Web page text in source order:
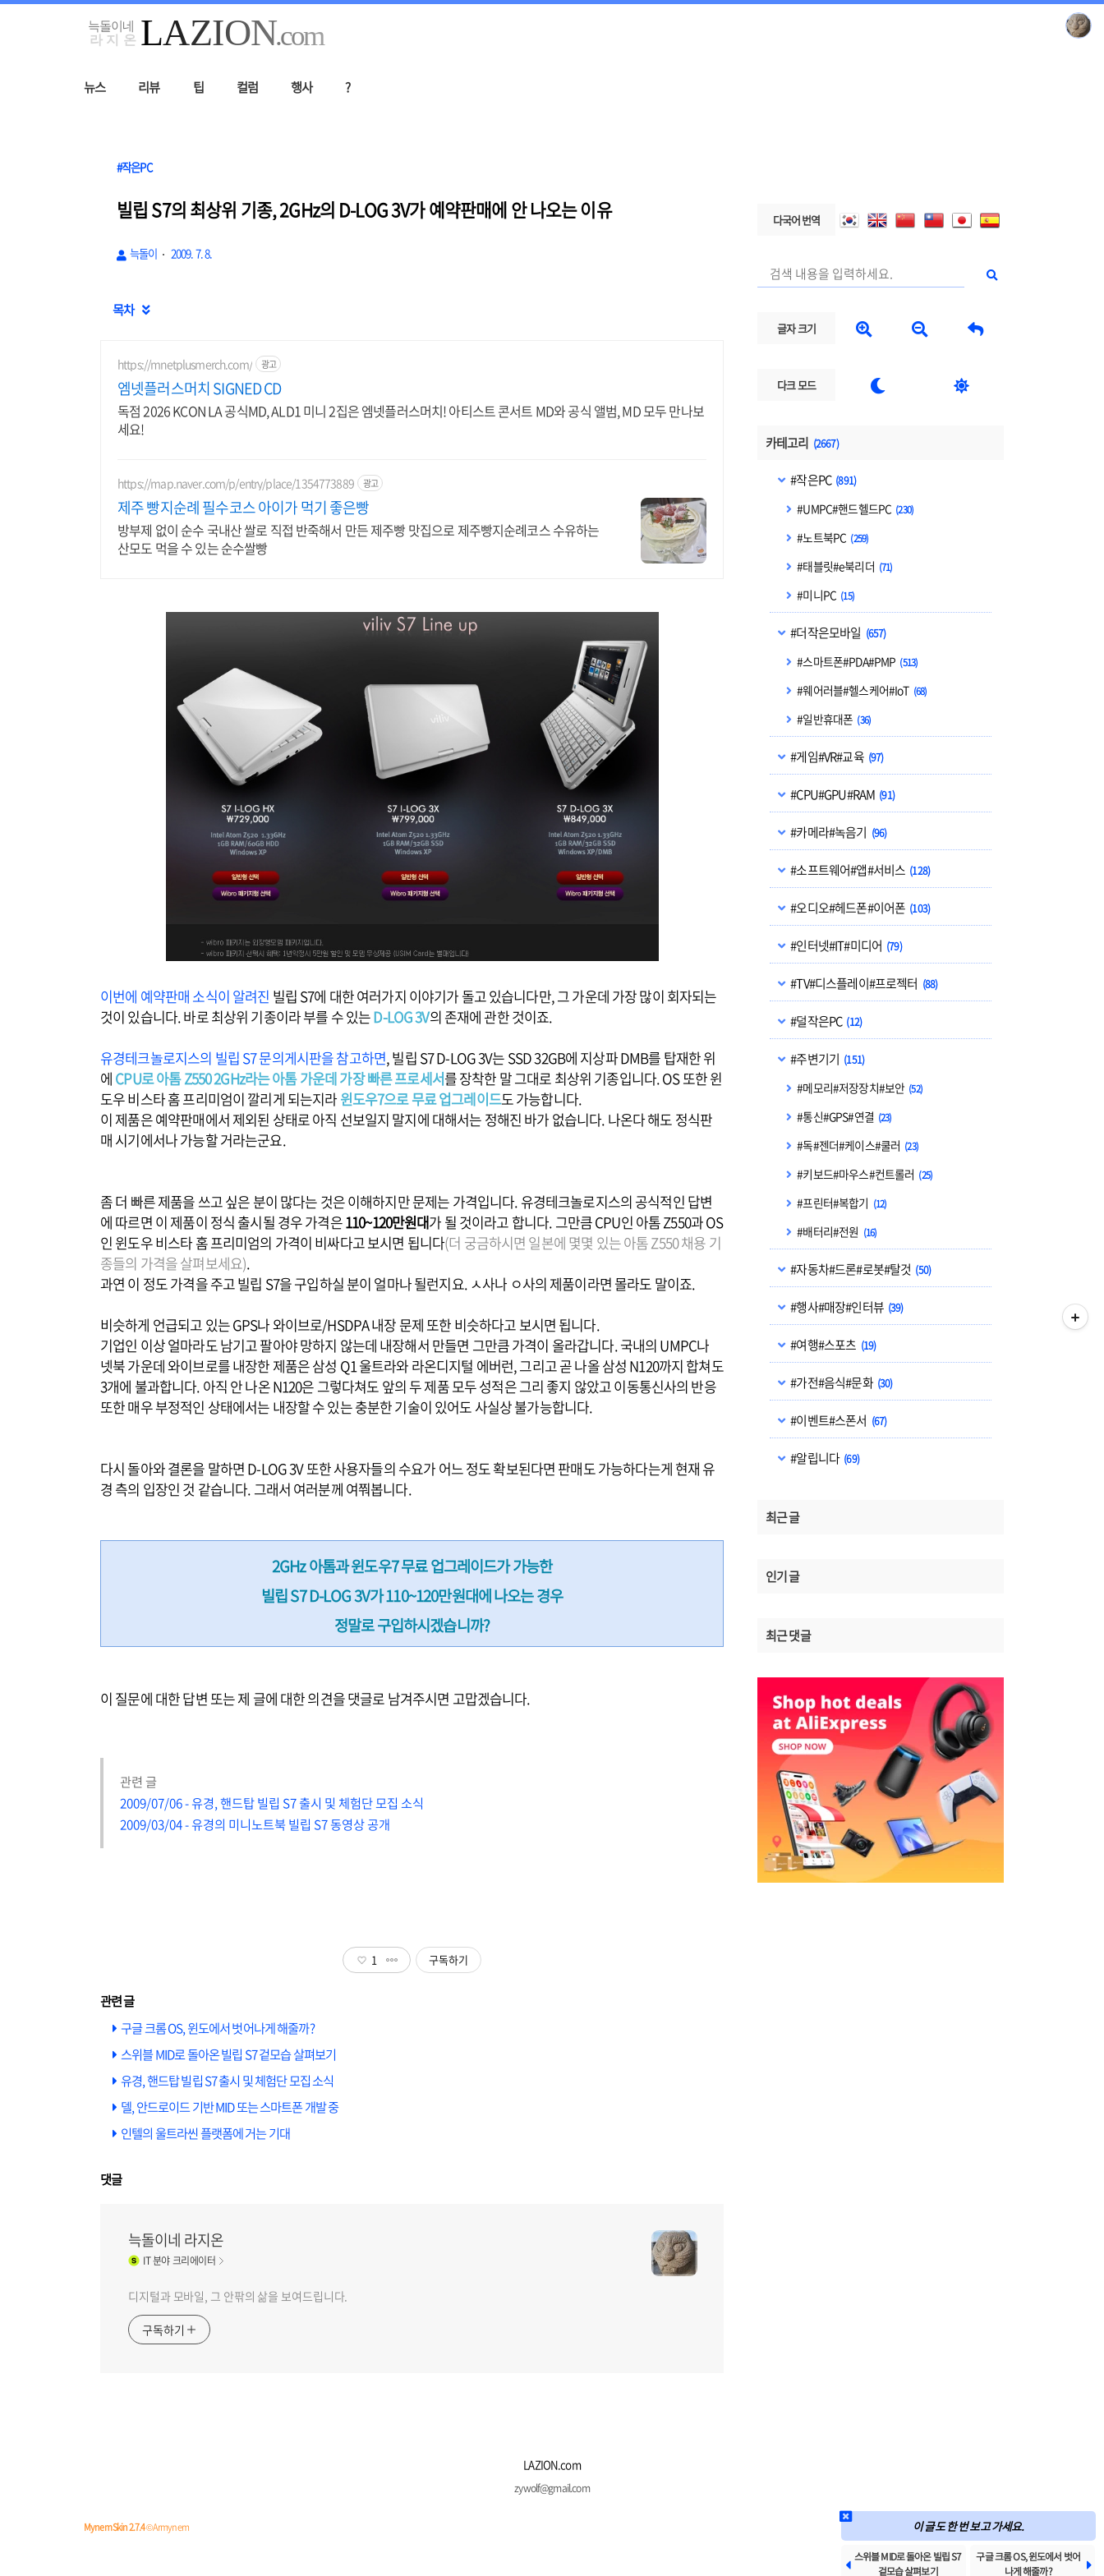
뉴스 리뷰 팁 컬럼 행사 ?
다국어 번역
글자 크기   
다크 모드  
카테고리 (2667)
#작은PC (891)
#UMPC#핸드헬드PC (230)
#노트북PC (259)
#태블릿#e북리더 (71)
#미니PC (15)
#더작은모바일 (657)
#스마트폰#PDA#PMP (513)
#웨어러블#헬스케어#IoT (68)
#일반휴대폰 (36)
#게임#VR#교육 (97)
#CPU#GPU#RAM (91)
#카메라#녹음기 (96)
#소프트웨어#앱#서비스 (128)
#오디오#헤드폰#이어폰 (103)
#인터넷#IT#미디어 (79)
#TV#디스플레이#프로젝터 (88)
#덜작은PC (12)
#주변기기 (151)
#메모리#저장장치#보안 (52)
#통신#GPS#연결 (23)
#독#젠더#케이스#쿨러 (23)
#키보드#마우스#컨트롤러 (25)
#프린터#복합기 (12)
#배터리#전원 (16)
#자동차#드론#로봇#탈것 (50)
#행사#매장#인터뷰 (39)
#여행#스포츠 (19)
#가전#음식#문화 (30)
#이벤트#스폰서 (67)
#알립니다 (69)
최근 글
인기 글
최근 댓글
#작은PC
빌립 S7의 최상위 기종, 2GHz의 D-LOG 3V가 예약판매에 안 나오는 이유
늑돌이 2009. 7. 8.
목차 
https://mnetplusmerch.com/ 광고
엠넷플러스머치 SIGNED CD
독점 2026 KCON LA 공식MD, ALD1 미니 2집은 엠넷플러스머치! 아티스트 콘서트 MD와 공식 앨범, MD 모두 만나보
세요!
https://map.naver.com/p/entry/place/1354773889 광고
제주 빵지순례 필수코스 아이가 먹기 좋은빵
방부제 없이 순수 국내산 쌀로 직접 반죽해서 만든 제주빵 맛집으로 제주빵지순례코스 수유하는
산모도 먹을 수 있는 순수쌀빵
이번에 예약판매 소식이 알려진 빌립 S7에 대한 여러가지 이야기가 돌고 있습니다만, 그 가운데 가장 많이 회자되는
것이 있습니다. 바로 최상위 기종이라 부를 수 있는D-LOG 3V의 존재에 관한 것이죠.
유경테크놀로지스의 빌립 S7 문의게시판을 참고하면, 빌립 S7 D-LOG 3V는 SSD 32GB에 지상파 DMB를 탑재한 위
에 CPU로 아톰 Z550 2GHz라는 아톰 가운데 가장 빠른 프로세서를 장착한 말 그대로 최상위 기종입니다. OS 또한 윈
도우 비스타 홈 프리미엄이 깔리게 되는지라윈도우7으로 무료 업그레이드도 가능합니다.
이 제품은 예약판매에서 제외된 상태로 아직 선보일지 말지에 대해서는 정해진 바가 없습니다. 나온다 해도 정식판
매 시기에서나 가능할 거라는군요.
좀 더 빠른 제품을 쓰고 싶은 분이 많다는 것은 이해하지만 문제는 가격입니다. 유경테크놀로지스의 공식적인 답변
에 따르면 이 제품이 정식 출시될 경우 가격은110~120만원대가 될 것이라고 합니다. 그만큼 CPU인 아톰 Z550과 OS
인 윈도우 비스타 홈 프리미엄의 가격이 비싸다고 보시면 됩니다(더 궁금하시면 일본에 몇몇 있는 아톰 Z550 채용 기
종들의 가격을 살펴보세요).
과연 이 정도 가격을 주고 빌립 S7을 구입하실 분이 얼마나 될런지요. ㅅ사나 ㅇ사의 제품이라면 몰라도 말이죠.
비슷하게 언급되고 있는 GPS나 와이브로/HSDPA 내장 문제 또한 비슷하다고 보시면 됩니다.
기업인 이상 얼마라도 남기고 팔아야 망하지 않는데 내장해서 만들면 그만큼 가격이 올라갑니다. 국내의 UMPC나
넷북 가운데 와이브로를 내장한 제품은 삼성 Q1 울트라와 라온디지털 에버런, 그리고 곧 나올 삼성 N120까지 합쳐도
3개에 불과합니다. 아직 안 나온 N120은 그렇다쳐도 앞의 두 제품 모두 성적은 그리 좋지 않았고 이동통신사의 반응
또한 매우 부정적인 상태에서는 내장할 수 있는 충분한 기술이 있어도 사실상 불가능합니다.
다시 돌아와 결론을 말하면 D-LOG 3V 또한 사용자들의 수요가 어느 정도 확보된다면 판매도 가능하다는게 현재 유
경 측의 입장인 것 같습니다. 그래서 여러분께 여쭤봅니다.
2GHz 아톰과 윈도우7 무료 업그레이드가 가능한
빌립 S7 D-LOG 3V가 110~120만원대에 나오는 경우
정말로 구입하시겠습니까?
이 질문에 대한 답변 또는 제 글에 대한 의견을 댓글로 남겨주시면 고맙겠습니다.
관련 글
2009/07/06 - 유경, 핸드탑 빌립 S7 출시 및 체험단 모집 소식
2009/03/04 - 유경의 미니노트북 빌립 S7 동영상 공개
1 구독하기
구글 크롬 OS, 윈도에서 벗어나게 해줄까?
스위블 MID로 돌아온 빌립 S7 겉모습 살펴보기
유경, 핸드탑 빌립 S7 출시 및 체험단 모집 소식
델, 안드로이드 기반 MID 또는 스마트폰 개발 중
인텔의 울트라씬 플랫폼에 거는 기대
댓글
늑돌이네 라지온
IT분야 크리에이터
디지털과 모바일, 그 안팎의 삶을 보여드립니다.
구독하기
LAZION.com
zywolf@gmail.com
Mynem Skin 2.7.4© Armynem 이 글도 한 번 보고 가세요.
 스위블 MID로 돌아온 빌립 S7
겉모습 살펴보기
구글 크롬 OS, 윈도에서 벗어
나게 해줄까?
